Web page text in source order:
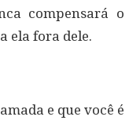
compensará o
ela fora dele.
e que você é